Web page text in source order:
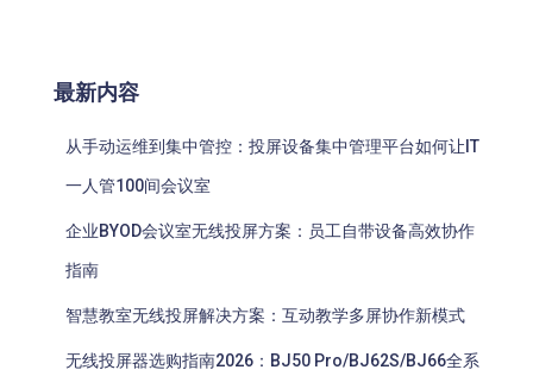
最新内容
从手动运维到集中管控：投屏设备集中管理平台如何让IT
一人管100间会议室
企业BYOD会议室无线投屏方案：员工自带设备高效协作
指南
智慧教室无线投屏解决方案：互动教学多屏协作新模式
无线投屏器选购指南2026：BJ50 Pro/BJ62S/BJ66全系